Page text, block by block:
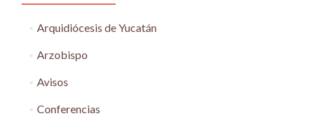
Arquidiócesis de Yucatán
Arzobispo
Avisos
Conferencias